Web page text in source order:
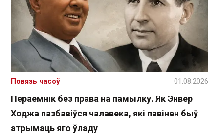
Пераемнік без права на памылку. Як Энвер
Ходжа пазбавіўся чалавека, які павінен быў
атрымаць яго ўладу
Повязь часоў 01.08.2026